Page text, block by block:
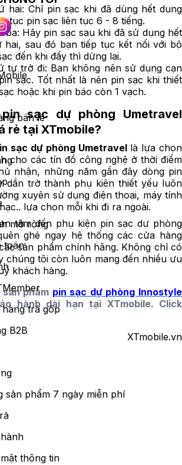
hai: Chỉ pin sạc khi đã dùng hết dung
tục pin sạc liên tục 6 - 8 tiếng.
ba: Hãy pin sạc sau khi đã sử dụng hết
hai, sau đó bạn tiếp tục kết nối với bộ
đến khi đầy thì dừng lại.
tư trở đi: Bạn không nên sử dụng cạn
sạc. Tốt nhất là nên pin sạc khi thiết
hoặc khi pin báo còn 1 vạch.
sạc dự phòng Umetravel
rẻ tại XTmobile?
sạc dự phòng Umetravel là lựa chọn
cho các tín đồ công nghệ ở thời điểm
nhận, những năm gần đây dòng pin
dần trở thành phụ kiện thiết yếu luôn
xuyên sử dụng điện thoại, máy tính
lựa chọn mỗi khi đi ra ngoài.
tâm đến phụ kiện pin sạc dự phòng
ghé ngay hệ thống các cửa hàng
sản phẩm chính hãng. Không chỉ có
chúng tôi còn luôn mang đến nhiều ưu
khách hàng.
phẩm pin sạc dự phòng Innostyle
hành dài hạn tại XTmobile. Click
XTmobile.vn
bán lẻ
mở rộng
toán
trả góp
B2B
sản phẩm 7 ngày miễn phí
thông tin